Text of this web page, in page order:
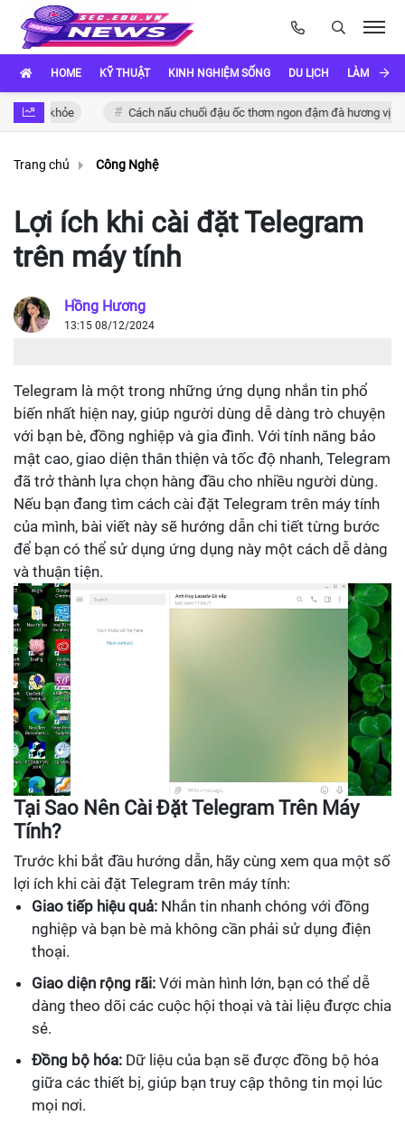
HOME KỸ THUẬT KINH NGHIỆM SỐNG DU LỊCH LÀM ĐẸP
khỏe Cách nấu chuối đậu ốc thơm ngon đậm đà hương vị Việt
Trang chủ Công Nghệ
Lợi ích khi cài đặt Telegram
trên máy tính
Hồng Hương
13:15 08/12/2024
Telegram là một trong những ứng dụng nhắn tin phổ
biến nhất hiện nay, giúp người dùng dễ dàng trò chuyện
với bạn bè, đồng nghiệp và gia đình. Với tính năng bảo
mật cao, giao diện thân thiện và tốc độ nhanh, Telegram
đã trở thành lựa chọn hàng đầu cho nhiều người dùng.
Nếu bạn đang tìm cách cài đặt Telegram trên máy tính
của mình, bài viết này sẽ hướng dẫn chi tiết từng bước
để bạn có thể sử dụng ứng dụng này một cách dễ dàng
và thuận tiện.
Tại Sao Nên Cài Đặt Telegram Trên Máy
Tính?
Trước khi bắt đầu hướng dẫn, hãy cùng xem qua một số
lợi ích khi cài đặt Telegram trên máy tính:
Giao tiếp hiệu quả: Nhắn tin nhanh chóng với đồng
nghiệp và bạn bè mà không cần phải sử dụng điện
thoại.
Giao diện rộng rãi: Với màn hình lớn, bạn có thể dễ
dàng theo dõi các cuộc hội thoại và tài liệu được chia
sẻ.
Đồng bộ hóa: Dữ liệu của bạn sẽ được đồng bộ hóa
giữa các thiết bị, giúp bạn truy cập thông tin mọi lúc
mọi nơi.